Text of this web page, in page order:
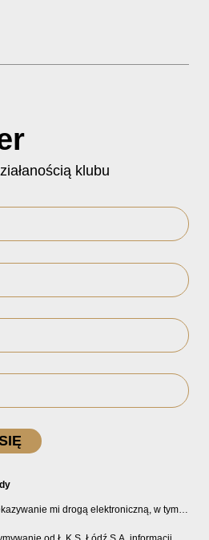
klubu
mi drogą elektroniczną, w tym
newslettera oraz informacji o zniżkach,
biletach, karnetach, ofercie sklepu U2